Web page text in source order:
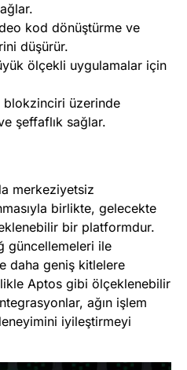
kod dönüştürme ve
düşürür.
ölçekli uygulamalar için
blokzinciri üzerinde
şeffaflık sağlar​​.
merkeziyetsiz
birlikte, gelecekte
bir platformdur.
güncellemeleri ile
daha geniş kitlelere
Aptos gibi ölçeklenebilir
ağın işlem
iyileştirmeyi